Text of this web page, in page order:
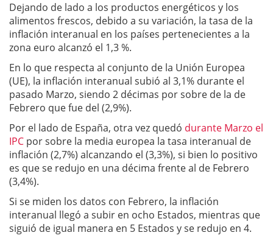
Dejando de lado a los productos energéticos y los
alimentos frescos, debido a su variación, la tasa de la
inflación interanual en los países pertenecientes a la
zona euro alcanzó el 1,3 %.
En lo que respecta al conjunto de la Unión Europea
(UE), la inflación interanual subió al 3,1% durante el
pasado Marzo, siendo 2 décimas por sobre de la de
Febrero que fue del (2,9%).
Por el lado de España, otra vez quedó durante Marzo el
IPC por sobre la media europea la tasa interanual de
inflación (2,7%) alcanzando el (3,3%), si bien lo positivo
es que se redujo en una décima frente al de Febrero
(3,4%).
Si se miden los datos con Febrero, la inflación
interanual llegó a subir en ocho Estados, mientras que
siguió de igual manera en 5 Estados y se redujo en 4.